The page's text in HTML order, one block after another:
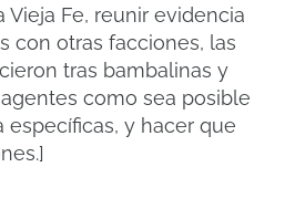
Vieja Fe, reunir evidencia
con otras facciones, las
tras bambalinas y
como sea posible
específicas, y hacer que